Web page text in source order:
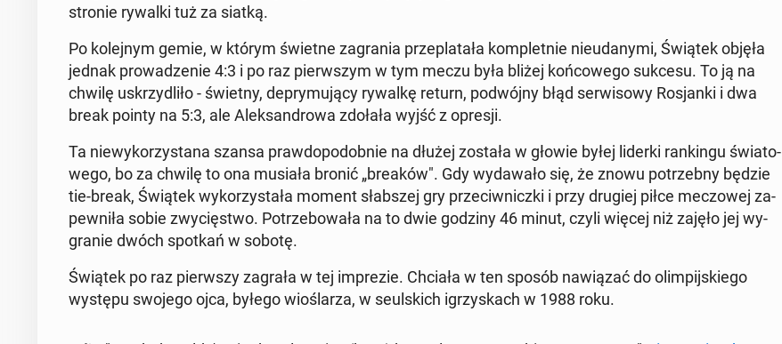
stronie rywalki tuż za siatką.
Po ko­lej­nym gemie, w którym świetne za­gra­nia prze­pla­ta­ła kom­plet­nie nie­uda­ny­mi, Świątek objęła
jednak pro­wa­dze­nie 4:3 i po raz pierw­szym w tym meczu była bliżej koń­co­we­go sukcesu. To ją na
chwilę uskrzy­dli­ło - świetny, de­pry­mu­ją­cy rywalkę return, po­dwój­ny błąd ser­wi­so­wy Ro­sjan­ki i dwa
break pointy na 5:3, ale Alek­san­dro­wa zdołała wyjść z opresji.
Ta nie­wy­ko­rzy­sta­na szansa praw­do­po­dob­nie na dłużej została w głowie byłej liderki ran­kin­gu świa­to­
we­go, bo za chwilę to ona musiała bronić „breaków". Gdy wy­da­wa­ło się, że znowu po­trzeb­ny będzie
tie-break, Świątek wy­ko­rzy­sta­ła moment słab­szej gry prze­ciw­nicz­ki i przy drugiej piłce me­czo­wej za­
pew­ni­ła sobie zwy­cię­stwo. Po­trze­bo­wa­ła na to dwie godziny 46 minut, czyli więcej niż zajęło jej wy­
gra­nie dwóch spotkań w sobotę.
Świątek po raz pierw­szy zagrała w tej im­pre­zie. Chciała w ten sposób na­wią­zać do olim­pij­skie­go
występu swojego ojca, byłego wio­śla­rza, w seul­skich igrzy­skach w 1988 roku.